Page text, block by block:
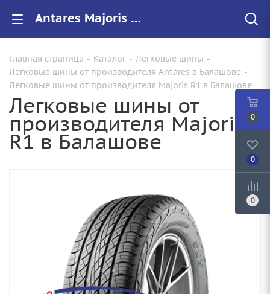
Antares Majoris R1 купить в Балашове, цены на резину Majoris R1 для авто
Главная страница - Каталог - Легковые шины -
Легковые шины от производителя Antares в Балашове -
Легковые шины от производителя Majoris R1 в Балашове
Легковые шины от
производителя Majoris
R1 в Балашове
0
0
0